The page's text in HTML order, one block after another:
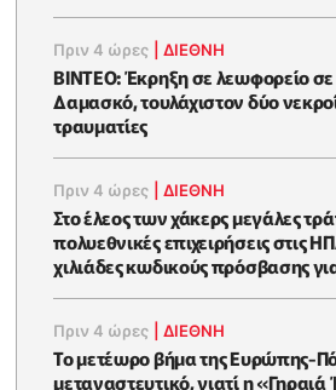
Πριν 4 ώρες |ΔΙΕΘΝΗ
ΒΙΝΤΕΟ: Έκρηξη σε λεωφορείο
Δαμασκό, τουλάχιστον δύο
τραυματίες
Πριν 4 ώρες |ΔΙΕΘΝΗ
Στο έλεος των χάκερς μεγάλες
πολυεθνικές επιχειρήσεις στις
χιλιάδες κωδικούς πρόσβασης
Πριν 4 ώρες |ΔΙΕΘΝΗ
Το μετέωρο βήμα της Ευρώπης-
μεταναστευτικό, γιατί η «Γηραιά